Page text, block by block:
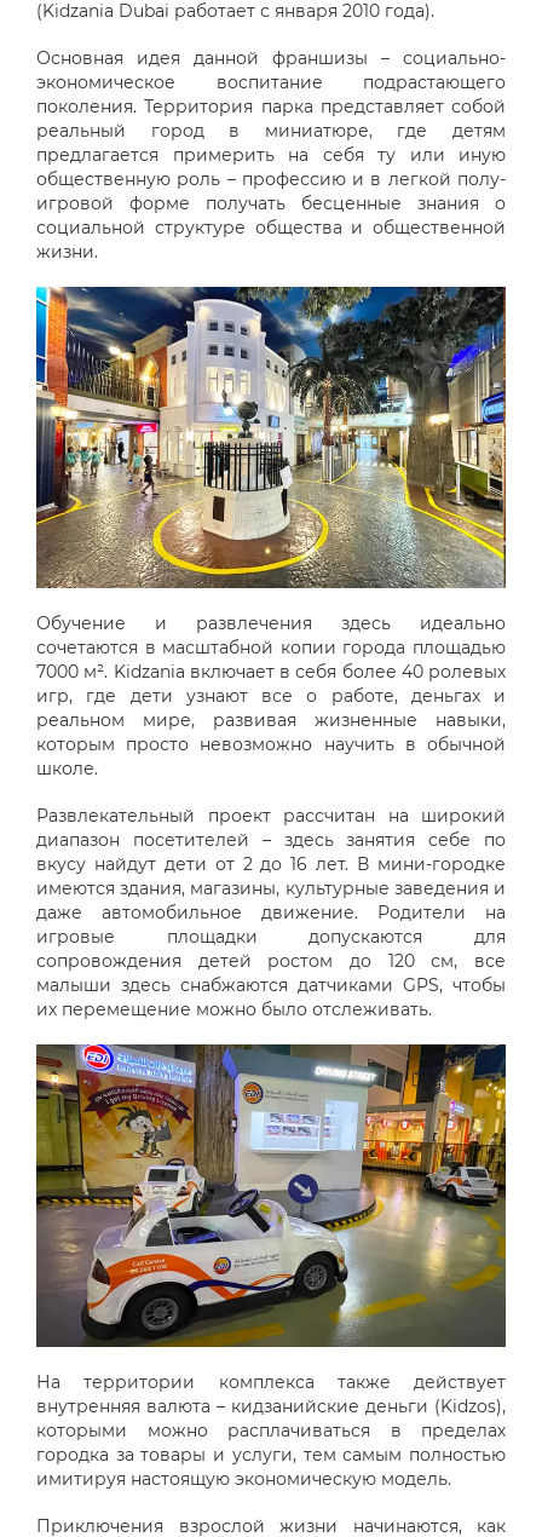
(Kidzania Dubai работает с января 2010 года).
Основная идея данной франшизы – социально-
экономическое воспитание подрастающего
поколения. Территория парка представляет собой
реальный город в миниатюре, где детям
предлагается примерить на себя ту или иную
общественную роль – профессию и в легкой полу-
игровой форме получать бесценные знания о
социальной структуре общества и общественной
жизни.
Обучение и развлечения здесь идеально
сочетаются в масштабной копии города площадью
7000 м². Kidzania включает в себя более 40 ролевых
игр, где дети узнают все о работе, деньгах и
реальном мире, развивая жизненные навыки,
которым просто невозможно научить в обычной
школе.
Развлекательный проект рассчитан на широкий
диапазон посетителей – здесь занятия себе по
вкусу найдут дети от 2 до 16 лет. В мини-городке
имеются здания, магазины, культурные заведения и
даже автомобильное движение. Родители на
игровые площадки допускаются для
сопровождения детей ростом до 120 см, все
малыши здесь снабжаются датчиками GPS, чтобы
их перемещение можно было отслеживать.
На территории комплекса также действует
внутренняя валюта – кидзанийские деньги (Kidzos),
которыми можно расплачиваться в пределах
городка за товары и услуги, тем самым полностью
имитируя настоящую экономическую модель.
Приключения взрослой жизни начинаются, как